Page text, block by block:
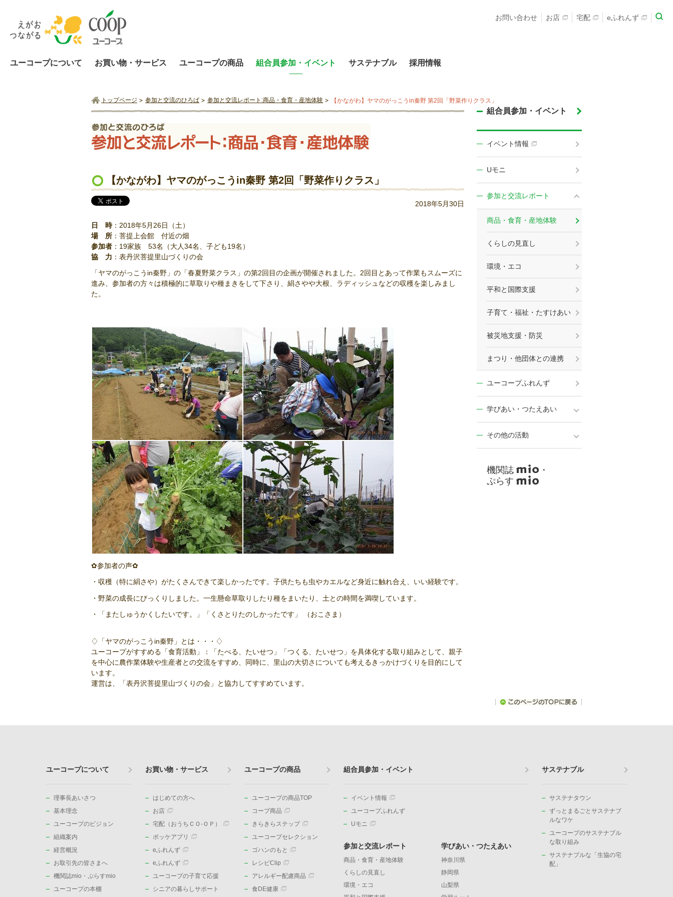
ユーコープについて お買い物・サービス ユーコープの商品 組合員参加・イベント サステナブル 採用情報
お問い合わせ お店 宅配 eふれんず
トップページ 参加と交流のひろば 参加と交流レポート:商品・食育・産地体験 【かながわ】ヤマのがっこうin秦野 第2回「野菜作りクラス」
【かながわ】ヤマのがっこうin秦野 第2回「野菜作りクラス」
2018年5月30日
日 時：2018年5月26日（土）
場 所 ：菩提上会館 付近の畑
参加者 ：19家族 53名（大人34名、子ども19名）
協 力 ：表丹沢菩提里山づくりの会
「ヤマのがっこうin秦野」の「春夏野菜クラス」の第2回目の企画が開催されました。2回目とあって作業もスムーズに
進み、参加者の方々は積極的に草取りや種まきをして下さり、絹さやや大根、ラディッシュなどの収穫を楽しみまし
た。
✿参加者の声✿
・収穫（特に絹さや）がたくさんできて楽しかったです。子供たちも虫やカエルなど身近に触れ合え、いい経験です。
・野菜の成長にびっくりしました。一生懸命草取りしたり種をまいたり、土との時間を満喫しています。
・「またしゅうかくしたいです。」「くさとりたのしかったです」 （おこさま）
♢「ヤマのがっこうin秦野」とは・・・♢
ユーコープがすすめる「食育活動」：「たべる、たいせつ」「つくる、たいせつ」を具体化する取り組みとして、親子
を中心に農作業体験や生産者との交流をすすめ、同時に、里山の大切さについても考えるきっかけづくりを目的にして
います。
運営は、「表丹沢菩提里山づくりの会」と協力してすすめています。
組合員参加・イベント
イベント情報
Uモニ
参加と交流レポート
商品・食育・産地体験
くらしの見直し
環境・エコ
平和と国際支援
子育て・福祉・たすけあい
被災地支援・防災
まつり・他団体との連携
ユーコープふれんず
学びあい・つたえあい
その他の活動
機関誌
・
ぷらす
ユーコープについて
理事長あいさつ
基本理念
ユーコープのビジョン
組織案内
経営概況
お取引先の皆さまへ
機関誌mio・ぷらすmio
ユーコープの本棚
お買い物・サービス
はじめての方へ
お店
宅配（おうちＣＯ-ＯＰ）
ポッケアプリ
eふれんず
eふれんず
ユーコープの子育て応援
シニアの暮らしサポート
ユーコープの商品
ユーコープの商品TOP
コープ商品
きらきらステップ
ユーコープセレクション
ゴハンのもと
レシピClip
アレルギー配慮商品
食DE健康
組合員参加・イベント
イベント情報
ユーコープふれんず
Uモニ
参加と交流レポート
商品・食育・産地体験
くらしの見直し
環境・エコ
学びあい・つたえあい
神奈川県
静岡県
山梨県
サステナブル
サステナタウン
ずっとまるごとサステナブ
ルなワケ
ユーコープのサステナブル
な取り組み
サステナブルな「生協の宅
配」